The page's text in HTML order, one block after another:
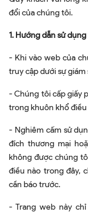
đổi của chúng tôi.
1. Hướng dẫn sử
- Khi vào web của
truy cập dưới sự
- Chúng tôi cấp giấy
trong khuôn khổ điều
- Nghiêm cấm sử
đích thương mại
không được chúng
điều nào trong đây,
cần báo trước.
- Trang web này